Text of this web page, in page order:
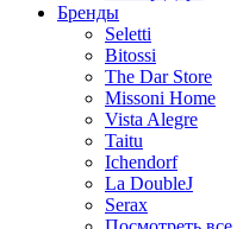
Бренды
Seletti
Bitossi
The Dar Store
Missoni Home
Vista Alegre
Taitu
Ichendorf
La DoubleJ
Serax